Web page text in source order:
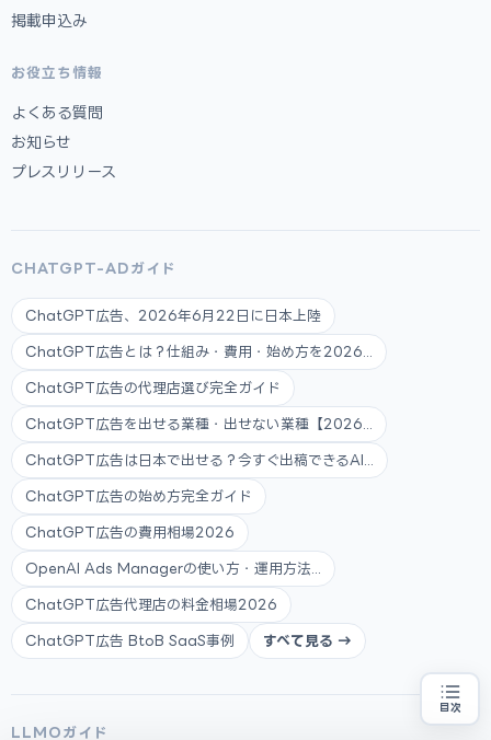
目次
専門家に無料相談する
掲載申込み
お役立ち情報
よくある質問
お知らせ
プレスリリース
CHATGPT-ADガイド
ChatGPT広告、2026年6月22日に日本上陸
ChatGPT広告とは？仕組み・費用・始め方を2026...
ChatGPT広告の代理店選び完全ガイド
ChatGPT広告を出せる業種・出せない業種【2026...
ChatGPT広告は日本で出せる？今すぐ出稿できるAI...
ChatGPT広告の始め方完全ガイド
ChatGPT広告の費用相場2026
OpenAI Ads Managerの使い方・運用方法...
ChatGPT広告代理店の料金相場2026
ChatGPT広告 BtoB SaaS事例 すべて見る →
LLMOガイド